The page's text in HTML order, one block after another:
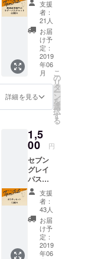
せ、味と品
質にこだ
わった安
心・安全な
「世界に通
用するグ
ローバル品
質」の九州
ブランドを
「地域循環
型」のもの
づくりを目
指して地元
経済に貢献
してまいり
ト》都
城産宮
崎牛
（松山
牛）の
ラグー
パスタ
セット
独自の
配合飼
料で丁
寧に育
た通称
「松山
牛」を
贅沢に
使っ
た、レ
ストラ
「COR
NER」
シェフ
高橋の
レシピ
による
支援
者：
21人
お届
け予
定：
2019
年06
月
詳細を見る
こ
の
リ
タ
ー
ン
を
選
択
す
る
1,5
00 円
セブン
グレイ
パスタ
（３種
類）を
全て１
袋ずつ
お楽し
みいた
だける
セット
支援
者：
43人
お届
け予
定：
2019
年06